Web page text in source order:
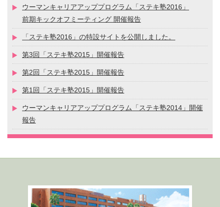
ウーマンキャリアアッププログラム「ステキ塾2016」
前期キックオフミーティング 開催報告
「ステキ塾2016」の特設サイトを公開しました。
第3回「ステキ塾2015」開催報告
第2回「ステキ塾2015」開催報告
第1回「ステキ塾2015」開催報告
ウーマンキャリアアッププログラム「ステキ塾2014」開催
報告